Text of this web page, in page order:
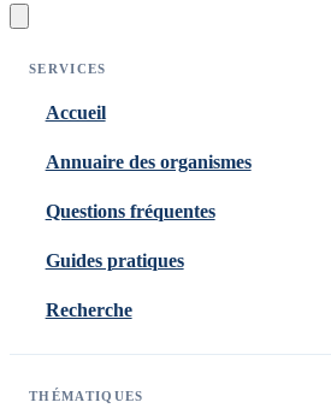
SERVICES
Accueil
Annuaire des organismes
Questions fréquentes
Guides pratiques
Recherche
THÉMATIQUES